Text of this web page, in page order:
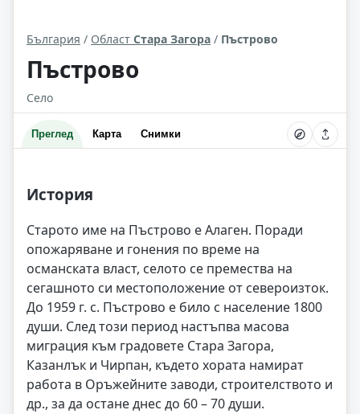
България / Област Стара Загора / Пъстрово
Пъстрово
Село
Преглед Карта Снимки
История
Старото име на Пъстрово е Алаген. Поради
опожаряване и гонения по време на
османската власт, селото се премества на
сегашното си местоположение от североизток.
До 1959 г. с. Пъстрово е било с население 1800
души. След този период настъпва масова
миграция към градовете Стара Загора,
Казанлък и Чирпан, където хората намират
работа в Оръжейните заводи, строителството и
др., за да остане днес до 60 – 70 души.